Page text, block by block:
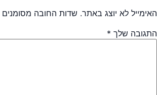
האימייל לא יוצג באתר. שדות החובה מסומנים
התגובה שלך *